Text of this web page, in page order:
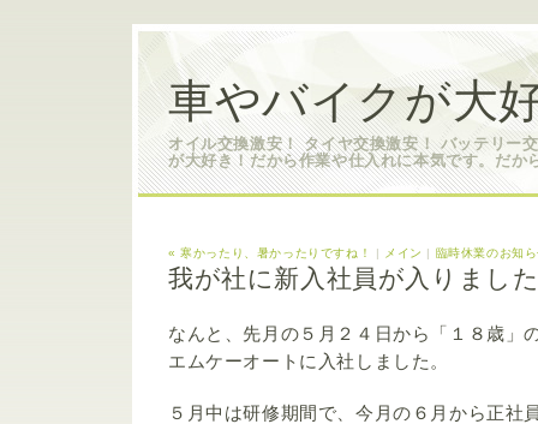
車やバイクが大
オイル交換激安！ タイヤ交換激安！ バッテリー
が大好き！だから作業や仕入れに本気です。だか
« 寒かったり、暑かったりですね！ | メイン | 臨時休業のお知
我が社に新入社員が入りまし
なんと、先月の５月２４日から「１８歳」
エムケーオートに入社しました。
５月中は研修期間で、今月の６月から正社